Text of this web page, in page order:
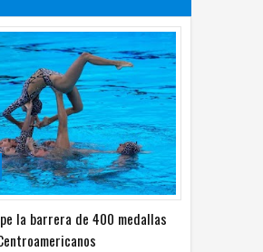
la barrera de 400 medallas